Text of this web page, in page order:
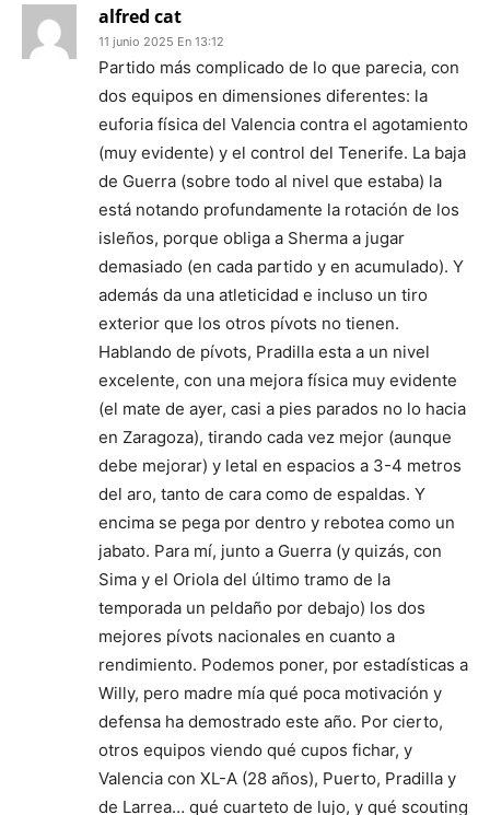
alfred cat
11 junio 2025 En 13:12
Partido más complicado de lo que parecia, con
dos equipos en dimensiones diferentes: la
euforia física del Valencia contra el agotamiento
(muy evidente) y el control del Tenerife. La baja
de Guerra (sobre todo al nivel que estaba) la
está notando profundamente la rotación de los
isleños, porque obliga a Sherma a jugar
demasiado (en cada partido y en acumulado). Y
además da una atleticidad e incluso un tiro
exterior que los otros pívots no tienen.
Hablando de pívots, Pradilla esta a un nivel
excelente, con una mejora física muy evidente
(el mate de ayer, casi a pies parados no lo hacia
en Zaragoza), tirando cada vez mejor (aunque
debe mejorar) y letal en espacios a 3-4 metros
del aro, tanto de cara como de espaldas. Y
encima se pega por dentro y rebotea como un
jabato. Para mí, junto a Guerra (y quizás, con
Sima y el Oriola del último tramo de la
temporada un peldaño por debajo) los dos
mejores pívots nacionales en cuanto a
rendimiento. Podemos poner, por estadísticas a
Willy, pero madre mía qué poca motivación y
defensa ha demostrado este año. Por cierto,
otros equipos viendo qué cupos fichar, y
Valencia con XL-A (28 años), Puerto, Pradilla y
de Larrea… qué cuarteto de lujo, y qué scouting